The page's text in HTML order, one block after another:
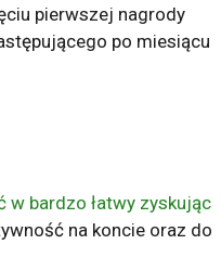
pierwszej nagrody
po miesiącu
w bardzo łatwy zyskując
na koncie oraz do